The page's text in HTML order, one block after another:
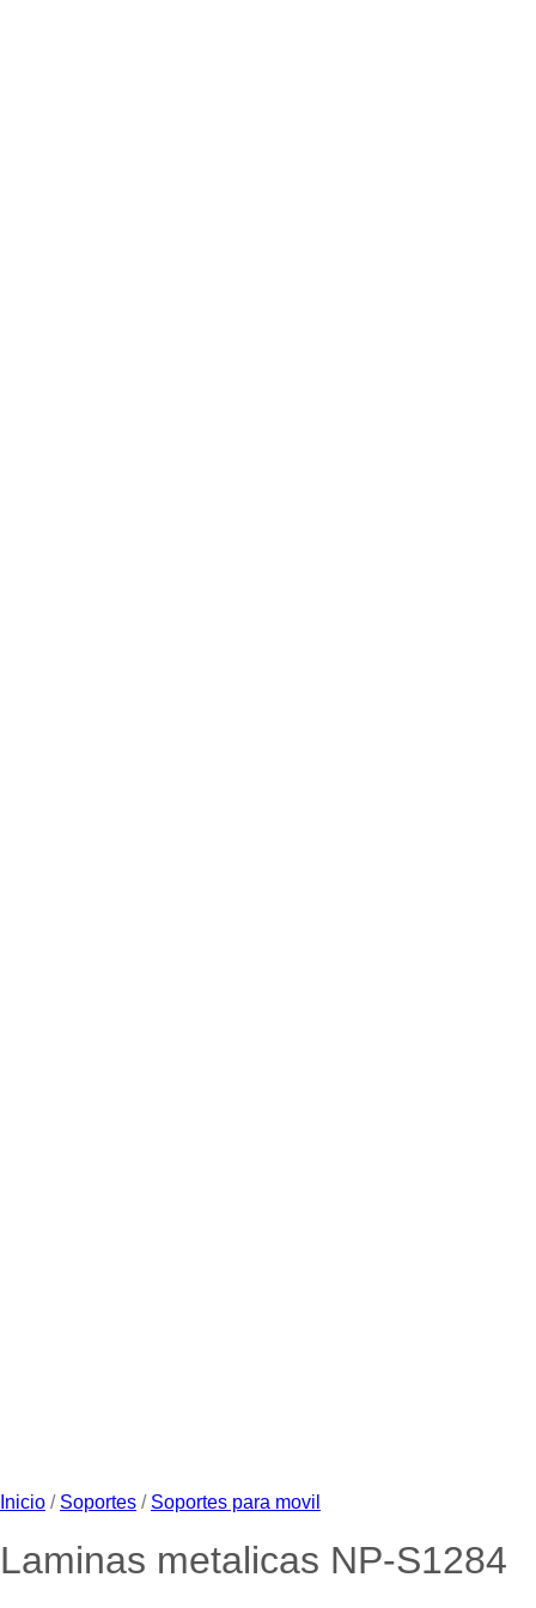
Inicio / Soportes / Soportes para movil
Laminas metalicas NP-S1284